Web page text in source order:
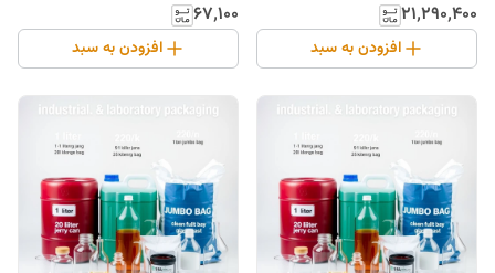
۲۱٬۲۹۰٬۴۰۰
افزودن به سبد
۶۷٬۱۰۰
افزودن به سبد